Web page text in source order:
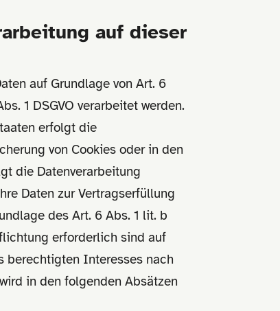
auf dieser
auf Grundlage von Art. 6
1 DSGVO verarbeitet werden.
erfolgt die
von Cookies oder in den
die Datenverarbeitung
Daten zur Vertragserfüllung
des Art. 6 Abs. 1 lit. b
erforderlich sind auf
berechtigten Interesses nach
in den folgenden Absätzen